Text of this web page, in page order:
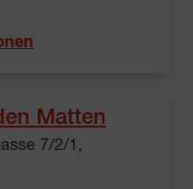
Matten
7/2/1,